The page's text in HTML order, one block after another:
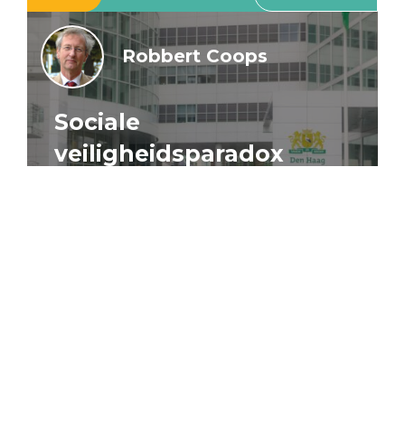
Robbert Coops
Sociale
veiligheidsparadox